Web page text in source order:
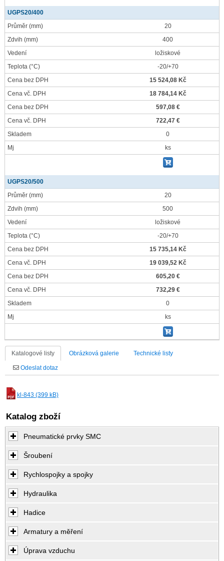
UGPS20/400
Průměr (mm)
20
Zdvih (mm)
400
Vedení
ložiskové
Teplota (°C)
-20/+70
Cena bez DPH
15 524,08 Kč
Cena vč. DPH
18 784,14 Kč
Cena bez DPH
597,08 €
Cena vč. DPH
722,47 €
Skladem
0
Mj
ks
UGPS20/500
Průměr (mm)
20
Zdvih (mm)
500
Vedení
ložiskové
Teplota (°C)
-20/+70
Cena bez DPH
15 735,14 Kč
Cena vč. DPH
19 039,52 Kč
Cena bez DPH
605,20 €
Cena vč. DPH
732,29 €
Skladem
0
Mj
ks
Katalogové listy Obrázková galerie Technické listy
Odeslat dotaz
kl-843 (399 kB)
Katalog zboží
Pneumatické prvky SMC
Šroubení
Rychlospojky a spojky
Hydraulika
Hadice
Armatury a měření
Úprava vzduchu